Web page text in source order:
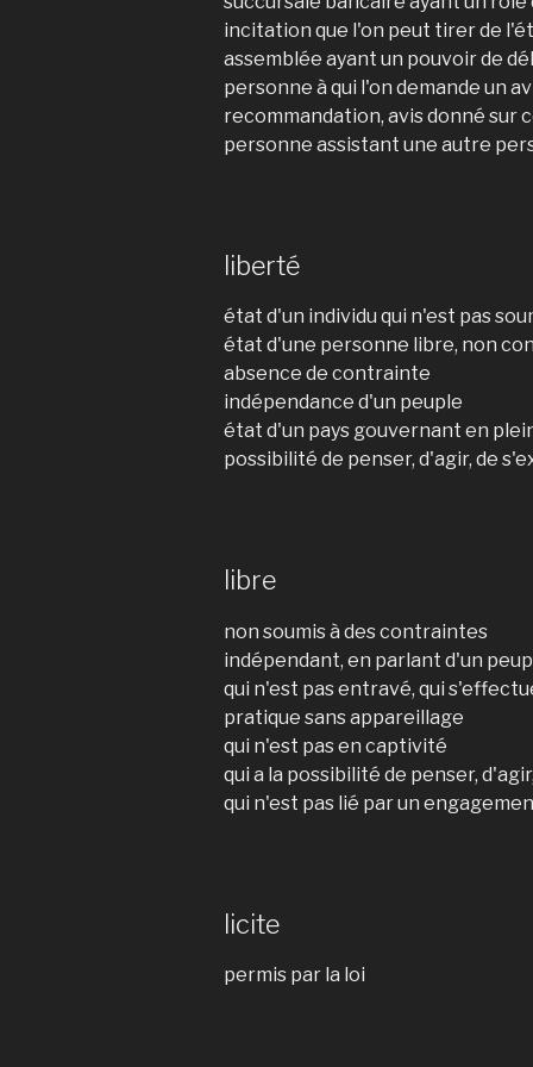
incitation que l'on peut tirer de
assemblée ayant un pouvoir de
personne à qui l'on demande un
recommandation, avis donné sur
personne assistant une autre
liberté
état d'un individu qui n'est pas
état d'une personne libre, non
absence de contrainte
indépendance d'un peuple
état d'un pays gouvernant en
possibilité de penser, d'agir, de
libre
non soumis à des contraintes
indépendant, en parlant d'un
qui n'est pas entravé, qui
pratique sans appareillage
qui n'est pas en captivité
qui a la possibilité de penser,
qui n'est pas lié par un
licite
permis par la loi